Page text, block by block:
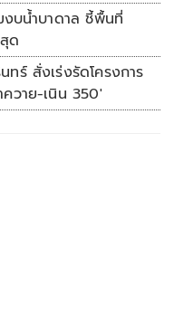
บน้ำบาดาล ชี้พื้นที่
ด
ร์ สั่งเร่งรัดโครงการ
วาย-เนิน 350'